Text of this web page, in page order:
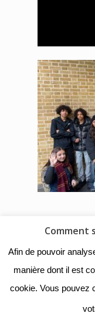
©
Comment
Afin de pouvoir
manière dont il est
cookie. Vous pouvez